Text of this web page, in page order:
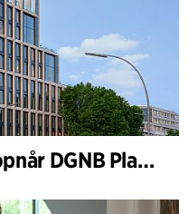
Berlin Hyp-kontorer opnår DGNB Platin og Diamant for klimavenlig arkitektur i høj kvalitet